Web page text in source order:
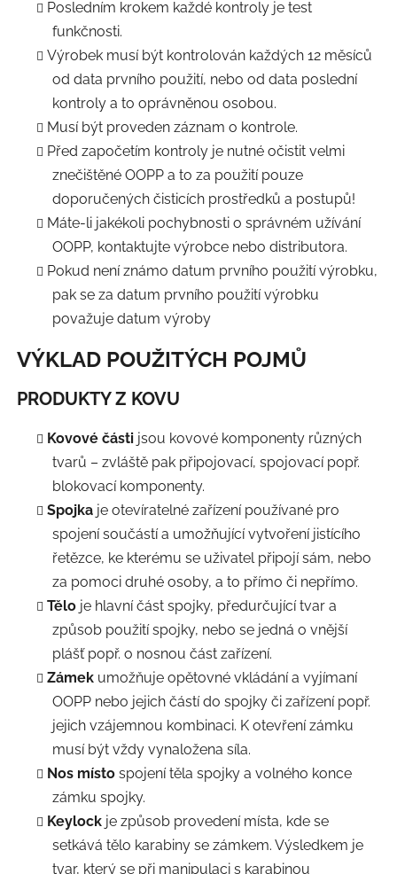
Posledním krokem každé kontroly je test
funkčnosti.
Výrobek musí být kontrolován každých 12 měsíců
od data prvního použití, nebo od data poslední
kontroly a to oprávněnou osobou.
Musí být proveden záznam o kontrole.
Před započetím kontroly je nutné očistit velmi
znečištěné OOPP a to za použití pouze
doporučených čisticích prostředků a postupů!
Máte-li jakékoli pochybnosti o správném užívání
OOPP, kontaktujte výrobce nebo distributora.
Pokud není známo datum prvního použití výrobku,
pak se za datum prvního použití výrobku
považuje datum výroby
VÝKLAD POUŽITÝCH POJMŮ
PRODUKTY Z KOVU
Kovové části jsou kovové komponenty různých
tvarů – zvláště pak připojovací, spojovací popř.
blokovací komponenty.
Spojka je otevíratelné zařízení používané pro
spojení součástí a umožňující vytvoření jistícího
řetězce, ke kterému se uživatel připojí sám, nebo
za pomoci druhé osoby, a to přímo či nepřímo.
Tělo je hlavní část spojky, předurčující tvar a
způsob použití spojky, nebo se jedná o vnější
plášť popř. o nosnou část zařízení.
Zámek umožňuje opětovné vkládání a vyjímaní
OOPP nebo jejich částí do spojky či zařízení popř.
jejich vzájemnou kombinaci. K otevření zámku
musí být vždy vynaložena síla.
Nos místo spojení těla spojky a volného konce
zámku spojky.
Keylock je způsob provedení místa, kde se
setkává tělo karabiny se zámkem. Výsledkem je
tvar, který se při manipulaci s karabinou